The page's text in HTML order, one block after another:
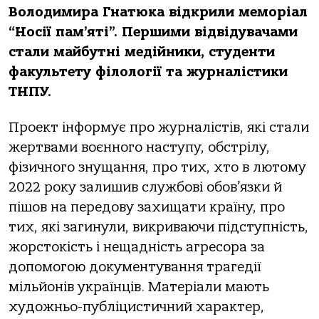
Володимира Гнатюка відкрили меморіал
“Носії пам’яті”. Першими відвідувачами
стали майбутні медійники, студенти
факультету філології та журналістики
ТНПУ.
Проект інформує про журналістів, які стали
жертвами воєнного наступу, обстрілу,
фізичного знущання, про тих, хто в лютому
2022 року залишив службові обов’язки й
пішов на передову захищати країну, про
тих, які загинули, викриваючи підступність,
жорстокість і нещадність агресора за
допомогою документування трагедії
мільйонів українців. Матеріали мають
художньо-публіцистичний характер,